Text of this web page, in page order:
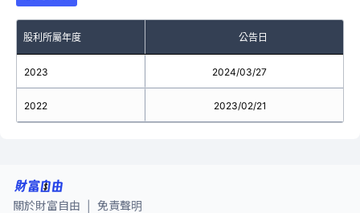
股利所屬年度 公告日
2023
2022
2024/03/27
2023/02/21
關於財富自由 免責聲明